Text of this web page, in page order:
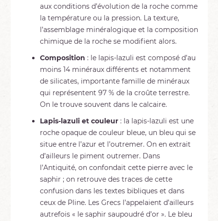
aux conditions d’évolution de la roche comme
la température ou la pression. La texture,
l’assemblage minéralogique et la composition
chimique de la roche se modifient alors.
Composition : le lapis-lazuli est composé d’au
moins 14 minéraux différents et notamment
de silicates, importante famille de minéraux
qui représentent 97 % de la croûte terrestre.
On le trouve souvent dans le calcaire.
Lapis-lazuli et couleur: la lapis-lazuli est une
roche opaque de couleur bleue, un bleu qui se
situe entre l’azur et l’outremer. On en extrait
d’ailleurs le piment outremer. Dans
l’Antiquité, on confondait cette pierre avec le
saphir ; on retrouve des traces de cette
confusion dans les textes bibliques et dans
ceux de Pline. Les Grecs l’appelaient d’ailleurs
autrefois « le saphir saupoudré d’or ». Le bleu